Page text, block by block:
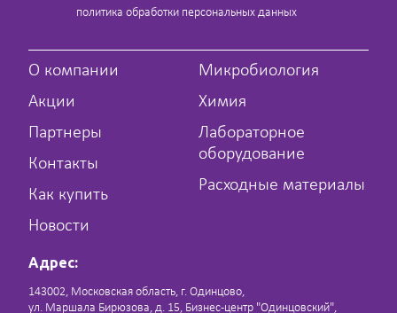
политика обработки персональных данных
О компании
Акции
Партнеры
Контакты
Как купить
Новости
Микробиология
Химия
Лабораторное
оборудование
Расходные материалы
Адрес:
143002, Московская область, г. Одинцово,
ул. Маршала Бирюзова, д. 15, Бизнес-центр "Одинцовский",